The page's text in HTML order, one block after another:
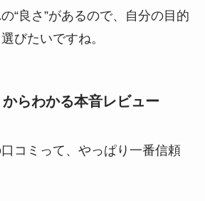
“良さ”があるので、自分の目的
びたいですね。
らわかる本音レビュー
コミって、やっぱり一番信頼